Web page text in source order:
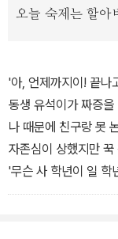
오늘 숙제는 할아
'아, 언제까지이! 끝나
동생 유석이가 짜증을
나 때문에 친구랑 못
자존심이 상했지만
'무슨 사 학년이 일 학
하는 소리를 들으니